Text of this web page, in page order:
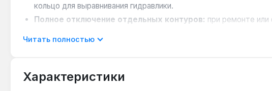
кольцо для выравнивания гидравлики.
Полное отключение отдельных контуров: при ремонте
Комплектация для быстрого запуска:
Применяется в жилых домах и коммерческих объектах с
Читать полностью
Характеристики